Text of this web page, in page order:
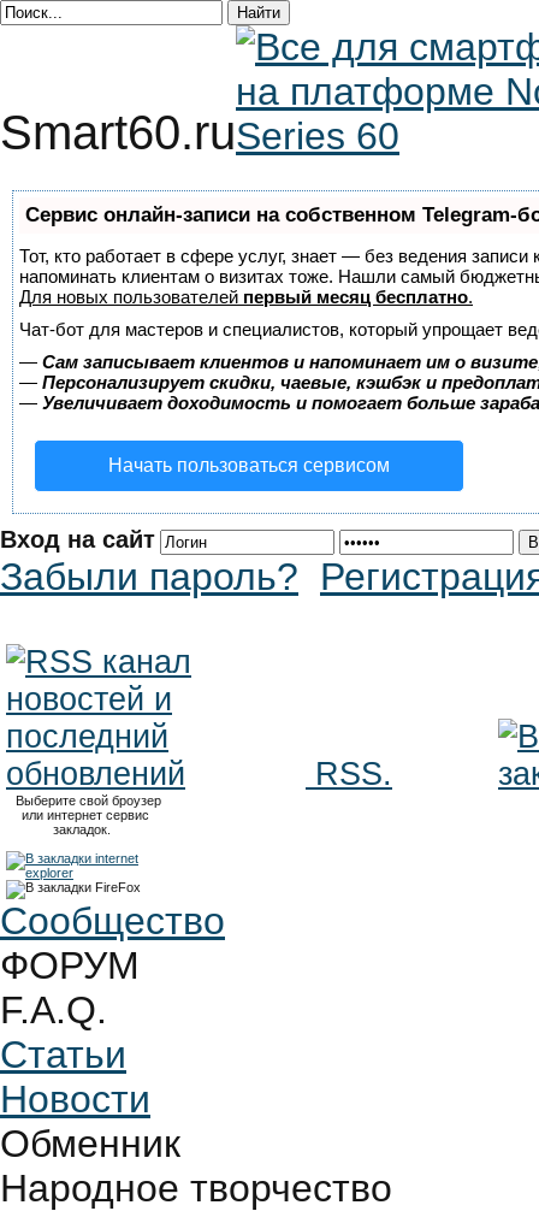
Smart60.ru
Сервис онлайн-записи на собственном Telegram-
Тот, кто работает в сфере услуг, знает — без ведения
напоминать клиентам о визитах тоже. Нашли самый
Для новых пользователей первый месяц бесплатно.
Чат-бот для мастеров и специалистов, который упрощает
— Сам записывает клиентов и напоминает им о
— Персонализирует скидки, чаевые, кэшбэк и
— Увеличивает доходимость и помогает больше
Начать пользоваться сервисом
Вход на сайт
Забыли пароль?
RSS.
Выберите свой броузер
или интернет сервис
закладок.
Сообщество
ФОРУМ
F.A.Q.
Статьи
Новости
Обменник
Народное творчество